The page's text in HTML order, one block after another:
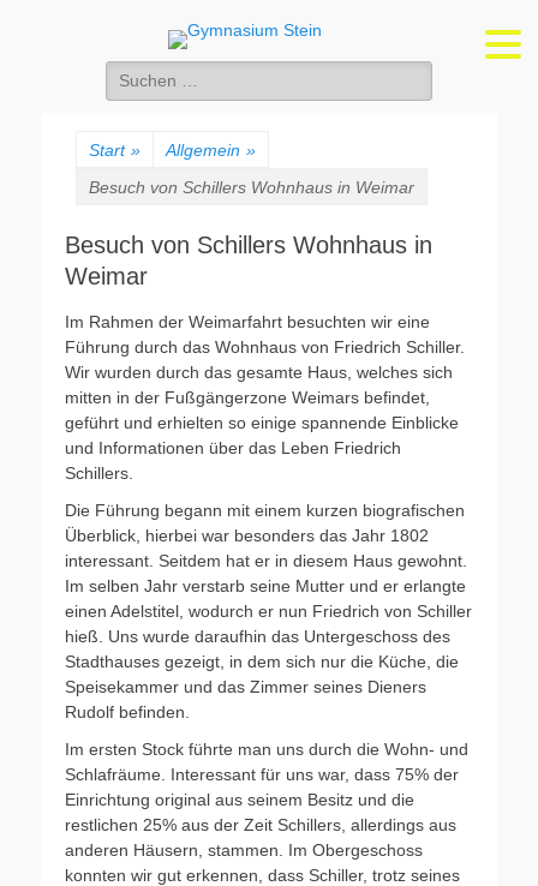
Gymnasium Stein
wirtschaftswissenschaftliches und naturwissenschaftlich-technologisches
Gymnasium
Suchen
nach:
Start » Allgemein »
Besuch von Schillers Wohnhaus in Weimar
Besuch von Schillers Wohnhaus in
Weimar
Im Rahmen der Weimarfahrt besuchten wir eine
Führung durch das Wohnhaus von Friedrich Schiller.
Wir wurden durch das gesamte Haus, welches sich
mitten in der Fußgängerzone Weimars befindet,
geführt und erhielten so einige spannende Einblicke
und Informationen über das Leben Friedrich
Schillers.
Die Führung begann mit einem kurzen biografischen
Überblick, hierbei war besonders das Jahr 1802
interessant. Seitdem hat er in diesem Haus gewohnt.
Im selben Jahr verstarb seine Mutter und er erlangte
einen Adelstitel, wodurch er nun Friedrich von Schiller
hieß. Uns wurde daraufhin das Untergeschoss des
Stadthauses gezeigt, in dem sich nur die Küche, die
Speisekammer und das Zimmer seines Dieners
Rudolf befinden.
Im ersten Stock führte man uns durch die Wohn- und
Schlafräume. Interessant für uns war, dass 75% der
Einrichtung original aus seinem Besitz und die
restlichen 25% aus der Zeit Schillers, allerdings aus
anderen Häusern, stammen. Im Obergeschoss
konnten wir gut erkennen, dass Schiller, trotz seines